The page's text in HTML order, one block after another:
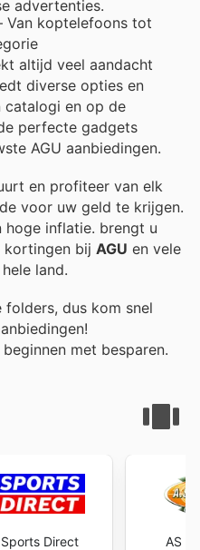
advertenties.
Van koptelefoons tot
altijd veel aandacht
diverse opties en
catalogi en op de
perfecte gadgets
AGU aanbiedingen.
en profiteer van elk
voor uw geld te krijgen.
hoge inflatie. brengt u
kortingen bij AGU en vele
land.
folders, dus kom snel
met besparen.
Sports Direct AS